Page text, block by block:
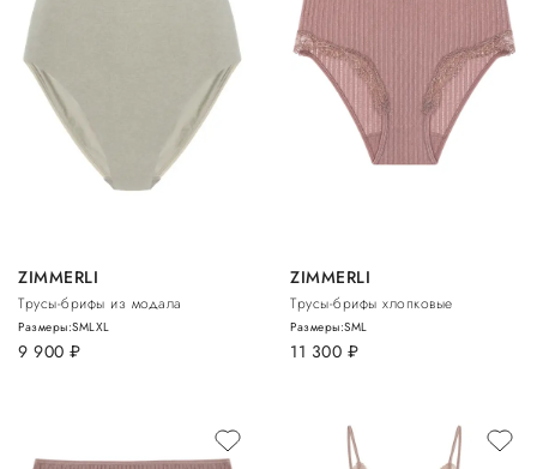
ZIMMERLI
Трусы-брифы из модала
9 900 руб.
Размеры:SMLXL
ZIMMERLI
Трусы-брифы хлопковые
11 300 руб.
Размеры:SML